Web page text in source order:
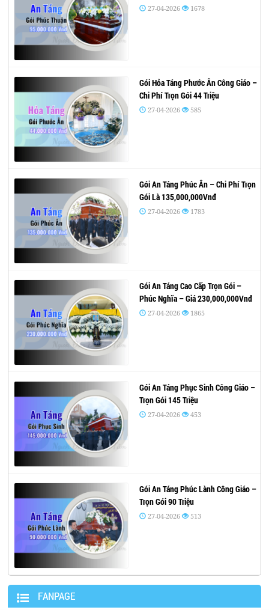
27-04-2026 1678
Gói Hỏa Táng Phước Ân Công Giáo –
Chi Phí Trọn Gói 44 Triệu
27-04-2026 585
Gói An Táng Phúc Ân – Chi Phí Trọn
Gói Là 135,000,000Vnđ
27-04-2026 1783
Gói An Táng Cao Cấp Trọn Gói –
Phúc Nghĩa – Giá 230,000,000Vnđ
27-04-2026 1865
Gói An Táng Phục Sinh Công Giáo –
Trọn Gói 145 Triệu
27-04-2026 453
Gói An Táng Phúc Lành Công Giáo –
Trọn Gói 90 Triệu
27-04-2026 513
FANPAGE